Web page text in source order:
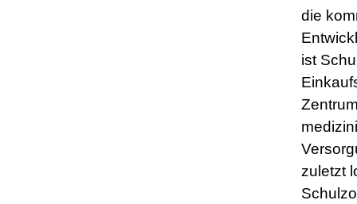
die
ist
zuletzt